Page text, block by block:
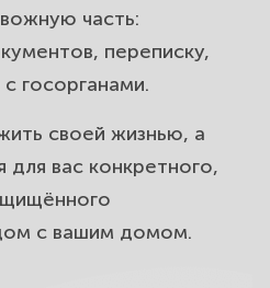
часть:
переписку,
госорганами.
своей жизнью, а
вас конкретного,
с вашим домом.